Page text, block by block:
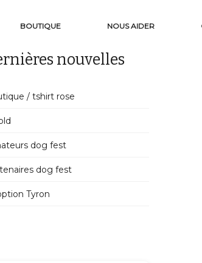
BOUTIQUE NOUS AIDER
nouvelles
/ tshirt rose
dog fest
dog fest
Tyron